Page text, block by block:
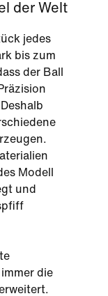
der Welt
jedes
bis zum
der Ball
Modell
und
die